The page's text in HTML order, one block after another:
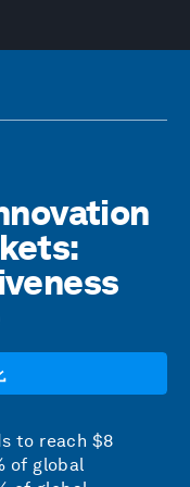
to reach $8
of global